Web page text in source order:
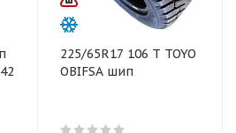
225/65R17 106 T TOYO
OBIFSA шип